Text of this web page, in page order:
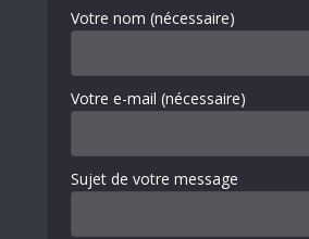
Votre nom (nécessaire)
Votre e-mail (nécessaire)
Sujet de votre message